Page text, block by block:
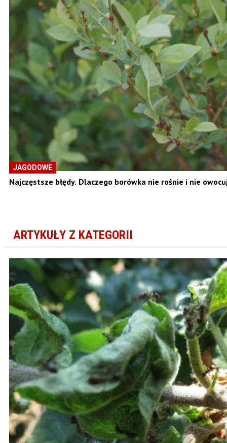
JAGODOWE
Najczęstsze błędy. Dlaczego borówka nie rośnie i nie
ARTYKUŁY Z KATEGORII